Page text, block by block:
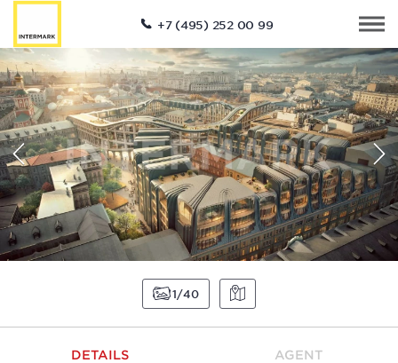
+7 (495) 252 00 99
1 40
DETAILS AGENT